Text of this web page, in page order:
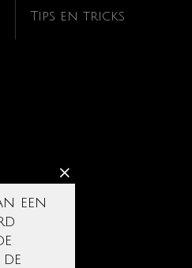
een
Tips en tricks